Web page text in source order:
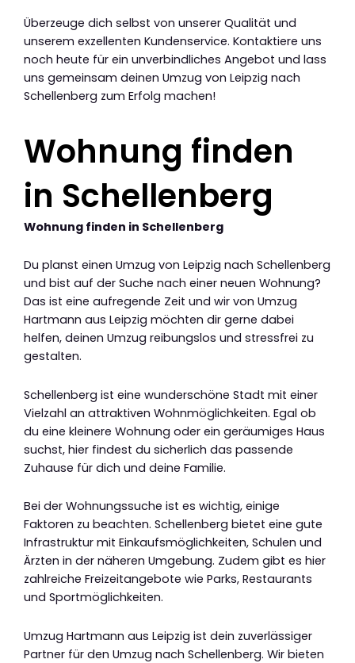
Überzeuge dich selbst von unserer Qualität und
unserem exzellenten Kundenservice. Kontaktiere uns
noch heute für ein unverbindliches Angebot und lass
uns gemeinsam deinen Umzug von Leipzig nach
Schellenberg zum Erfolg machen!
Wohnung finden
in Schellenberg
Wohnung finden in Schellenberg
Du planst einen Umzug von Leipzig nach Schellenberg
und bist auf der Suche nach einer neuen Wohnung?
Das ist eine aufregende Zeit und wir von Umzug
Hartmann aus Leipzig möchten dir gerne dabei
helfen, deinen Umzug reibungslos und stressfrei zu
gestalten.
Schellenberg ist eine wunderschöne Stadt mit einer
Vielzahl an attraktiven Wohnmöglichkeiten. Egal ob
du eine kleinere Wohnung oder ein geräumiges Haus
suchst, hier findest du sicherlich das passende
Zuhause für dich und deine Familie.
Bei der Wohnungssuche ist es wichtig, einige
Faktoren zu beachten. Schellenberg bietet eine gute
Infrastruktur mit Einkaufsmöglichkeiten, Schulen und
Ärzten in der näheren Umgebung. Zudem gibt es hier
zahlreiche Freizeitangebote wie Parks, Restaurants
und Sportmöglichkeiten.
Umzug Hartmann aus Leipzig ist dein zuverlässiger
Partner für den Umzug nach Schellenberg. Wir bieten